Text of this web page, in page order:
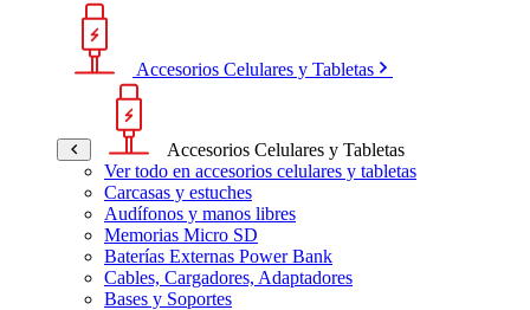
Accesorios Celulares y Tabletas
Accesorios Celulares y Tabletas
Ver todo en accesorios celulares y tabletas
Carcasas y estuches
Audífonos y manos libres
Memorias Micro SD
Baterías Externas Power Bank
Cables, Cargadores, Adaptadores
Bases y Soportes